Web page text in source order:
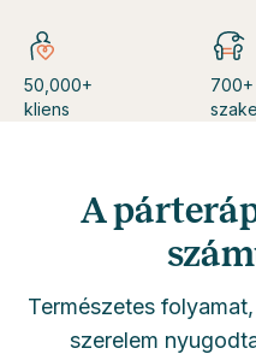
50,000+
kliens
700+
A
Természetes
szerelem